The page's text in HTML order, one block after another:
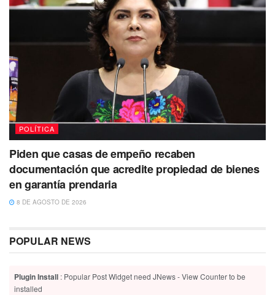
POLÍTICA
Piden que casas de empeño recaben
documentación que acredite propiedad de bienes
en garantía prendaria
8 DE AGOSTO DE 2026
POPULAR NEWS
Plugin Install : Popular Post Widget need JNews - View Counter to be
installed